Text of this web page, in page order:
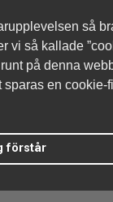
så
vi så kallade
på denna
sparas en cookie-
förstår